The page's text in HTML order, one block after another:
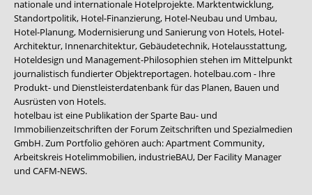
nationale und internationale Hotelprojekte. Marktentwicklung,
Standortpolitik, Hotel-Finanzierung, Hotel-Neubau und Umbau,
Hotel-Planung, Modernisierung und Sanierung von Hotels, Hotel-
Architektur, Innenarchitektur, Gebäudetechnik, Hotelausstattung,
Hoteldesign und Management-Philosophien stehen im Mittelpunkt
journalistisch fundierter Objektreportagen. hotelbau.com - Ihre
Produkt- und Dienstleisterdatenbank für das Planen, Bauen und
Ausrüsten von Hotels.
hotelbau ist eine Publikation der Sparte Bau- und
Immobilienzeitschriften der Forum Zeitschriften und Spezialmedien
GmbH. Zum Portfolio gehören auch:Apartment Community,
Arbeitskreis Hotelimmobilien, industrieBAU, Der Facility Manager
und CAFM-NEWS.